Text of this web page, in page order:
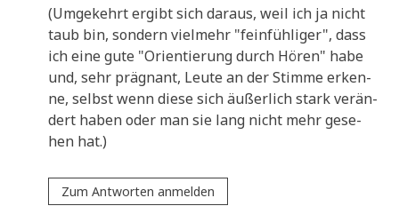
(Umge­kehrt ergibt sich dar­aus, weil ich ja nicht
taub bin, son­dern viel­mehr "fein­füh­li­ger", dass
ich eine gute "Ori­en­tie­rung durch Hören" habe
und, sehr prä­gnant, Leu­te an der Stim­me erken­
ne, selbst wenn die­se sich äußer­lich stark ver­än­
dert haben oder man sie lang nicht mehr gese­
hen hat.)
Zum Antworten anmelden